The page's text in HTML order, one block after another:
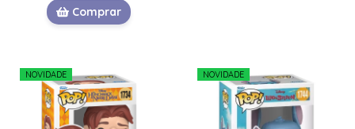
Comprar
NOVIDADE NOVIDADE